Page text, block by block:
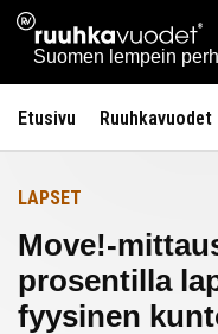
Siirry
sisältöön
Ruuhkavuodet.fi
Suomen lempein
Etusivu Ruuhkavuodet
Etusivulle
LAPSET
Move!-
prosentilla
fyysinen